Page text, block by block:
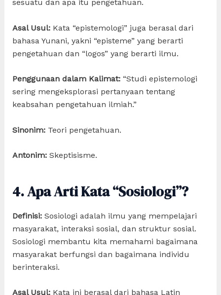
sesuatu dan apa itu pengetahuan.
Asal Usul:Kata “epistemologi” juga berasal dari
bahasa Yunani, yakni “episteme” yang berarti
pengetahuan dan “logos” yang berarti ilmu.
Penggunaan dalam Kalimat:“Studi epistemologi
sering mengeksplorasi pertanyaan tentang
keabsahan pengetahuan ilmiah.”
Sinonim:Teori pengetahuan.
Antonim:Skeptisisme.
4. Apa Arti Kata “Sosiologi”?
Definisi:Sosiologi adalah ilmu yang mempelajari
masyarakat, interaksi sosial, dan struktur sosial.
Sosiologi membantu kita memahami bagaimana
masyarakat berfungsi dan bagaimana individu
berinteraksi.
Asal Usul:Kata ini berasal dari bahasa Latin